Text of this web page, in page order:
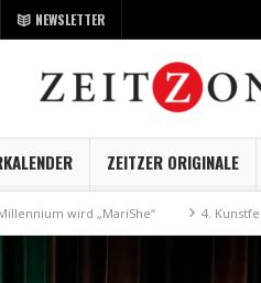
NEWSLETTER
ZEITZER ORIGINALE
4. Kunstfest macht Zeitz zum